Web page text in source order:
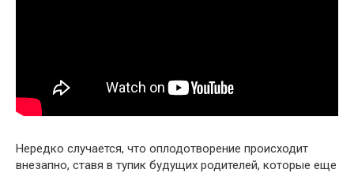
Нередко случается, что оплодотворение происходит
внезапно, ставя в тупик будущих родителей, которые еще